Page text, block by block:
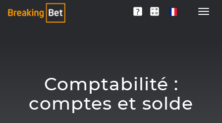
Comptabilité :
comptes et solde